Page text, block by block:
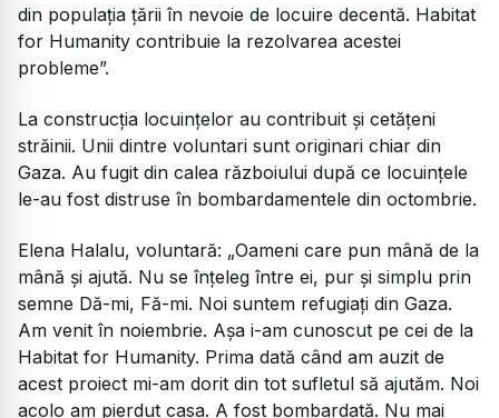
din populația țării în nevoie de locuire decentă. Habitat
for Humanity contribuie la rezolvarea acestei
probleme”.
La construcția locuințelor au contribuit și cetățeni
străinii. Unii dintre voluntari sunt originari chiar din
Gaza. Au fugit din calea războiului după ce locuințele
le-au fost distruse în bombardamentele din octombrie.
Elena Halalu, voluntară: „Oameni care pun mână de la
mână și ajută. Nu se înțeleg între ei, pur și simplu prin
semne Dă-mi, Fă-mi. Noi suntem refugiați din Gaza.
Am venit în noiembrie. Așa i-am cunoscut pe cei de la
Habitat for Humanity. Prima dată când am auzit de
acest proiect mi-am dorit din tot sufletul să ajutăm. Noi
acolo am pierdut casa. A fost bombardată. Nu mai